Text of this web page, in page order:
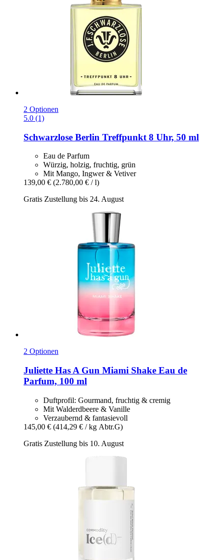
2 Optionen
5.0 (1)
Schwarzlose Berlin Treffpunkt 8 Uhr, 50 ml
Eau de Parfum
Würzig, holzig, fruchtig, grün
Mit Mango, Ingwer & Vetiver
139,00 € (2.780,00 € / l)
Gratis Zustellung bis 24. August
2 Optionen
Juliette Has A Gun Miami Shake Eau de
Parfum, 100 ml
Duftprofil: Gourmand, fruchtig & cremig
Mit Walderdbeere & Vanille
Verzaubernd & fantasievoll
145,00 € (414,29 € / kg Abtr.G)
Gratis Zustellung bis 10. August